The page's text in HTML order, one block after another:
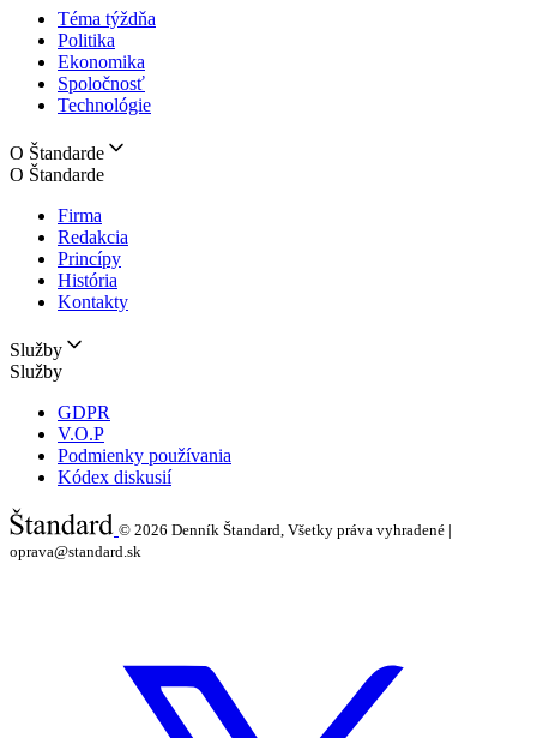
Téma týždňa
Politika
Ekonomika
Spoločnosť
Technológie
O Štandarde
O Štandarde
Firma
Redakcia
Princípy
História
Kontakty
Služby
Služby
GDPR
V.O.P
Podmienky používania
Kódex diskusií
© 2026 Denník Štandard, Všetky práva vyhradené |
oprava@standard.sk